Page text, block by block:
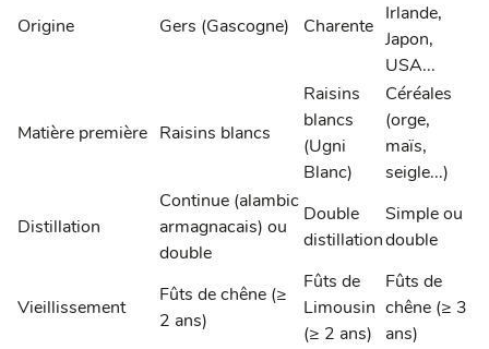
Origine Gers (Gascogne) Charente
Irlande,
Japon,
USA...
Matière première Raisins blancs
Raisins
blancs
(Ugni
Blanc)
Céréales
(orge,
maïs,
seigle...)
Distillation
Continue (alambic
armagnacais) ou
double
Double
distillation
Simple ou
double
Vieillissement
Fûts de chêne (≥
2 ans)
Fûts de
Limousin
(≥ 2 ans)
Fûts de
chêne (≥ 3
ans)